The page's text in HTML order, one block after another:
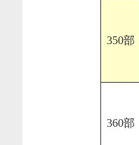
350部
360部